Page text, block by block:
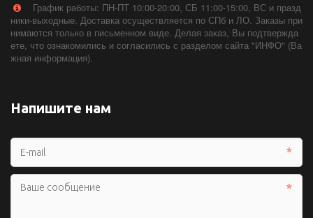
График работы: ПН-ПТ 10:00-20:00, СБ 11:00-15:00, ВС и празд
ники-выходные. Доставка осуществляется по СПб и ЛО. Заказы при
нимаются только в письменном виде. Делая заказ, Вы подтвержда
ете, что ознакомились и согласились с разделом сайта "ИНФО" (Ва
жная информация).
Напишите нам
*
*